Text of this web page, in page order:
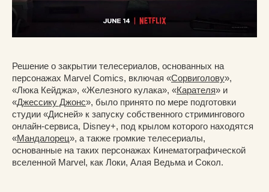
Решение о закрытии телесериалов, основанных на
персонажах Marvel Comics, включая «Сорвиголову»,
«Люка Кейджа», «Железного кулака», «Карателя» и
«Джессику Джонс», было принято по мере подготовки
студии «Дисней» к запуску собственного стримингового
онлайн-сервиса, Disney+, под крылом которого находятся
«Мандалорец», а также громкие телесериалы,
основанные на таких персонажах Кинематографической
вселенной Marvel, как Локи, Алая Ведьма и Сокол.